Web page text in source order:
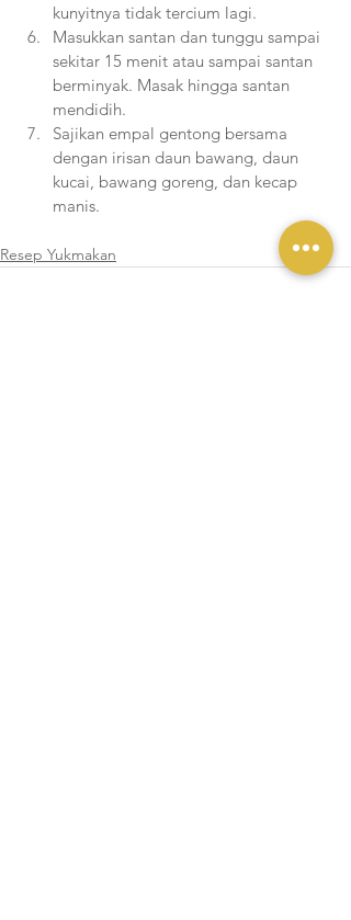
kunyitnya tidak tercium lagi.
Masukkan santan dan tunggu sampai
sekitar 15 menit atau sampai santan
berminyak. Masak hingga santan
mendidih.
Sajikan empal gentong bersama
dengan irisan daun bawang, daun
kucai, bawang goreng, dan kecap
manis.
Resep Yukmakan